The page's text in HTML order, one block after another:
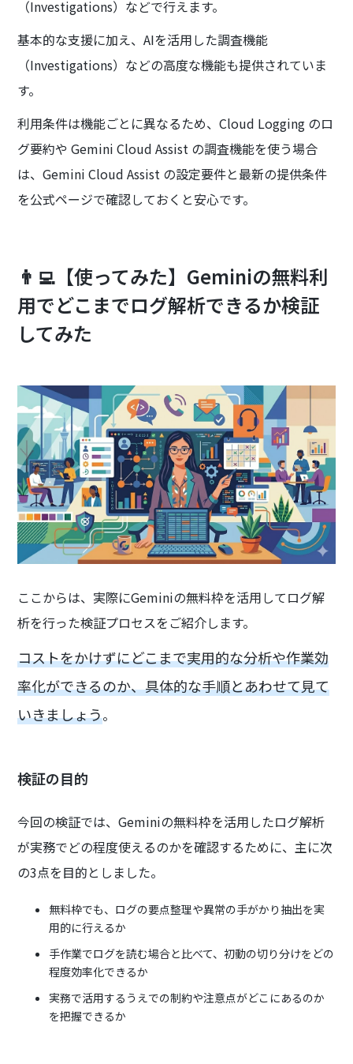
（Investigations）などで行えます。
基本的な支援に加え、AIを活用した調査機能
（Investigations）などの高度な機能も提供されていま
す。
利用条件は機能ごとに異なるため、Cloud Logging のロ
グ要約や Gemini Cloud Assist の調査機能を使う場合
は、Gemini Cloud Assist の設定要件と最新の提供条件
を公式ページで確認しておくと安心です。
👨‍💻【使ってみた】Geminiの無料利
用でどこまでログ解析できるか検証
してみた
ここからは、実際にGeminiの無料枠を活用してログ解
析を行った検証プロセスをご紹介します。
コストをかけずにどこまで実用的な分析や作業効
率化ができるのか、具体的な手順とあわせて見て
いきましょう。
検証の目的
今回の検証では、Geminiの無料枠を活用したログ解析
が実務でどの程度使えるのかを確認するために、主に次
の3点を目的としました。
無料枠でも、ログの要点整理や異常の手がかり抽出を実
用的に行えるか
手作業でログを読む場合と比べて、初動の切り分けをどの
程度効率化できるか
実務で活用するうえでの制約や注意点がどこにあるのか
を把握できるか